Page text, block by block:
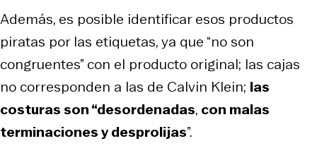
Además, es posible identificar esos productos
piratas por las etiquetas, ya que “no son
congruentes” con el producto original; las cajas
no corresponden a las de Calvin Klein; las
costuras son “desordenadas, con malas
terminaciones y desprolijas”.